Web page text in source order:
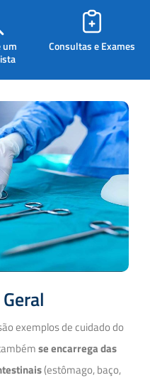
um
Consultas e Exames
exemplos de cuidado do
se encarrega das
(estômago, baço,